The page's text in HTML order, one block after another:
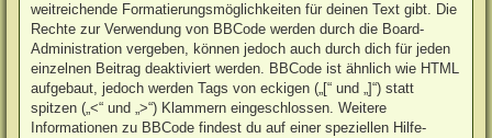
weitreichende Formatierungsmöglichkeiten für deinen Text gibt. Die
Rechte zur Verwendung von BBCode werden durch die Board-
Administration vergeben, können jedoch auch durch dich für jeden
einzelnen Beitrag deaktiviert werden. BBCode ist ähnlich wie HTML
aufgebaut, jedoch werden Tags von eckigen („[“ und „]“) statt
spitzen („<“ und „>“) Klammern eingeschlossen. Weitere
Informationen zu BBCode findest du auf einer speziellen Hilfe-